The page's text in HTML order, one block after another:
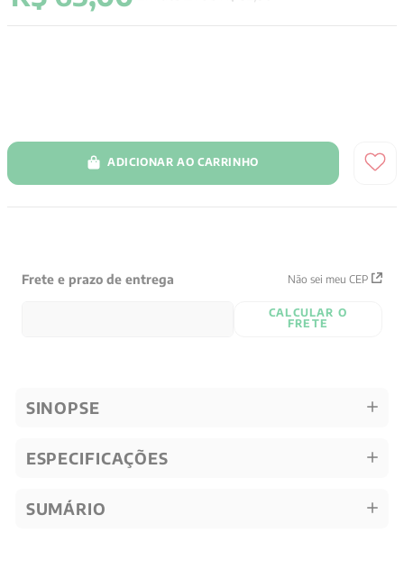
ADICIONAR AO CARRINHO
Frete e prazo de entrega Não sei meu CEP
CALCULAR O
FRETE
SINOPSE
ESPECIFICAÇÕES
SUMÁRIO